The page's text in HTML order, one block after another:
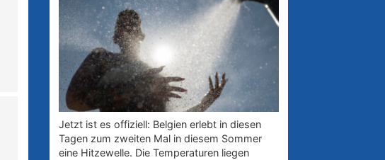
Jetzt ist es offiziell: Belgien erlebt in diesen
Tagen zum zweiten Mal in diesem Sommer
eine Hitzewelle. Die Temperaturen liegen